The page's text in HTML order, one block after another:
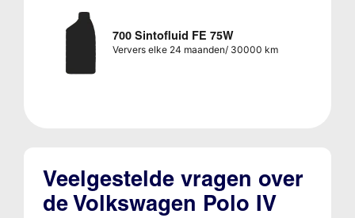
700 Sintofluid FE 75W
Ververs elke 24 maanden/ 30000 km
Veelgestelde vragen over
de Volkswagen Polo IV